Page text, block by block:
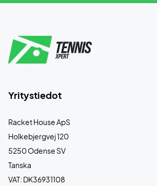
Yritystiedot
Racket House ApS
Holkebjergvej 120
5250 Odense SV
Tanska
VAT: DK36931108